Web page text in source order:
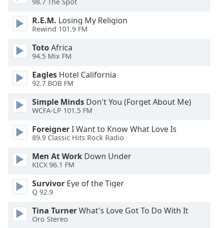
dialog
window.
Escape
cancel
and
close
Text
Color
Opacity
Text
Background
98.7 The Spot
R.E.M. Losing My Religion
Rewind 101.9 FM
TotoAfrica
94.5 Mix FM
Eagles Hotel California
92.7 BOB FM
Simple Minds Don't You (Forget About Me)
WCFA-LP 101.5 FM
ForeignerI Want to Know What Love Is
89.9 Classic Hits Rock Radio
Men At Work Down Under
KICX 96.1 FM
Survivor Eye of the Tiger
Q 92.9
Tina TurnerWhat's Love Got To Do With It
Oro Stereo